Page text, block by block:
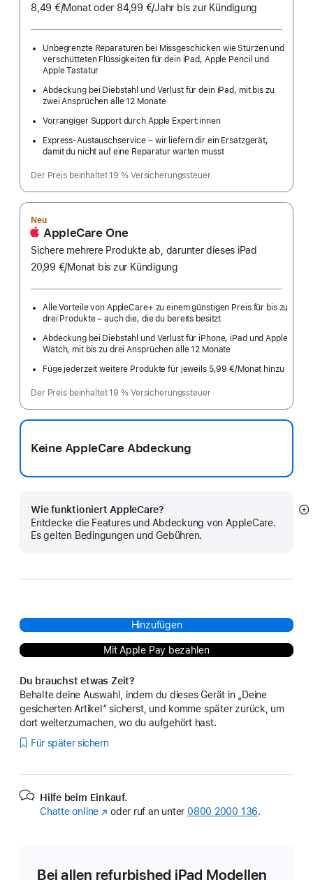
8,49 €/Monatpro
oder 84,99 €/Jahr Pro
bis zur Kündigung
Unbegrenzte Reparaturen bei Missgeschicken wie Stürzen und
verschütteten Flüssigkeiten für dein iPad, Apple Pencil und
Apple Tastatur
Abdeckung bei Diebstahl und Verlust für dein iPad, mit bis zu
zwei Ansprüchen alle 12 Monate
Vorrangiger Support durch Apple Expert:innen
Express-Austauschservice – wir liefern dir ein Ersatzgerät,
damit du nicht auf eine Reparatur warten musst
Der Preis beinhaltet 19 % Versicherungssteuer
Neu
AppleCare One
Sichere mehrere Produkte ab, darunter dieses iPad
20,99 €/Monat pro
bis zur Kündigung
Alle Vorteile von AppleCare+ zu einem günstigen Preis für bis zu
drei Produkte – auch die, die du bereits besitzt
Abdeckung bei Diebstahl und Verlust für iPhone, iPad und Apple
Watch, mit bis zu drei Ansprüchen alle 12 Monate
Füge jederzeit weitere Produkte für jeweils 5,99 €/Monat hinzu
Der Preis beinhaltet 19 % Versicherungssteuer
Keine AppleCare Abdeckung
Wie funktioniert AppleCare?
Entdecke die Features und Abdeckung von AppleCare.
Es gelten Bedingungen und Gebühren.
Hinzufügen
Mit Apple Pay bezahlen
Du brauchst etwas Zeit?
Behalte deine Auswahl, indem du dieses Gerät in „Deine
gesicherten Artikel“ sicherst, und komme später zurück, um
dort weiterzumachen, wo du aufgehört hast.
Für später sichern
Hilfe beim Einkauf.
Chatte online (Öffnet
oder ruf an unter 0800 2000 136.
Bei allen refurbished iPad Modellen